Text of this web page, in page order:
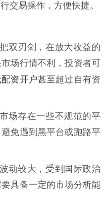
交易操作，方便快捷。
双刃剑，在放大收益的
场行情不利，投资者可
资开户甚至超过自有资
场存在一些不规范的平
免遇到黑平台或跑路平
动较大，受到国际政治
具备一定的市场分析能